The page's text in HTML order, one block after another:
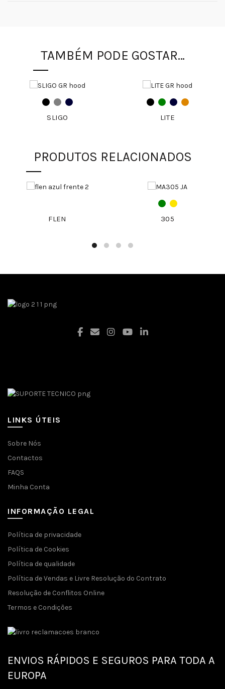
TAMBÉM PODE GOSTAR…
SLIGO LITE
PRODUTOS RELACIONADOS
FLEN 305
LINKS ÚTEIS
Sobre Nós
Contactos
FAQS
Minha Conta
INFORMAÇÃO LEGAL
Política de privacidade
Política de Cookies
Política de qualidade
Política de Vendas e Livre Resolução do Contrato
Resolução de Conflitos Online
Termos e Condições
ENVIOS RÁPIDOS E SEGUROS PARA TODA A
EUROPA